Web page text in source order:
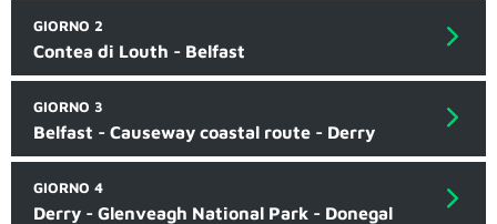
GIORNO 2
Contea di Louth - Belfast
GIORNO 3
Belfast - Causeway coastal route - Derry
GIORNO 4
Derry - Glenveagh National Park - Donegal